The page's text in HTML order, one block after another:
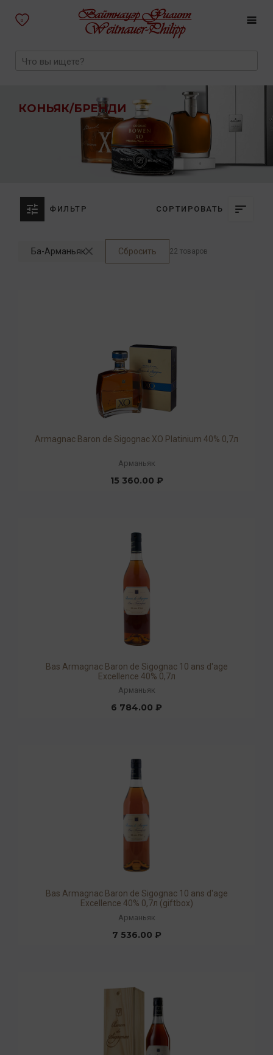
0
КОНЬЯК/БРЕНДИ
ФИЛЬТР СОРТИРОВАТЬ
Ба-Арманьяк Сбросить 22 товаров
Armagnac Baron de Sigognac XO Platinium 40% 0,7л
Арманьяк
15 360.00 ₽
Bas Armagnac Baron de Sigognac 10 ans d'age
Excellence 40% 0,7л
Арманьяк
6 784.00 ₽
Bas Armagnac Baron de Sigognac 10 ans d'age
Excellence 40% 0,7л (giftbox)
Арманьяк
7 536.00 ₽